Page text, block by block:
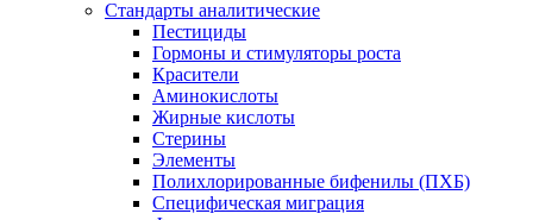
Стандарты аналитические
Пестициды
Гормоны и стимуляторы роста
Красители
Аминокислоты
Жирные кислоты
Стерины
Элементы
Полихлорированные бифенилы (ПХБ)
Специфическая миграция